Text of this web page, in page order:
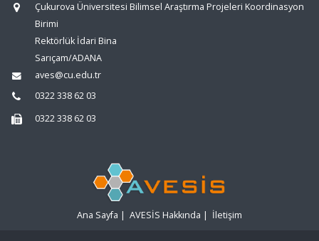
Çukurova Üniversitesi Bilimsel Araştırma Projeleri Koordinasyon
Birimi
Rektörlük İdari Bina
Sarıçam/ADANA
aves@cu.edu.tr
0322 338 62 03
0322 338 62 03
Ana Sayfa | AVESİS Hakkında | İletişim